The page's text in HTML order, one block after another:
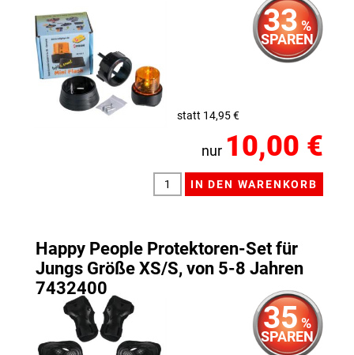
33 %
SPAREN
statt 14,95 €
nur 10,00 €
Happy People Protektoren-Set für
Jungs Größe XS/S, von 5-8 Jahren
7432400
35 %
SPAREN